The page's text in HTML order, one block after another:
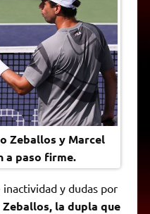
e
d
Zeballos y Marcel
a paso firme.
inactividad y dudas por
la dupla que